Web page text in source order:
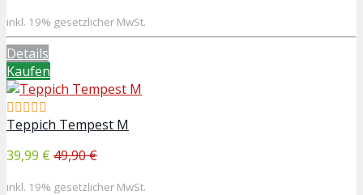
inkl. 19% gesetzlicher MwSt.
Details
Kaufen
Teppich Tempest M
39,99 € 49,90 €
inkl. 19% gesetzlicher MwSt.